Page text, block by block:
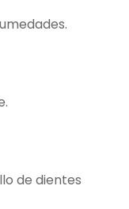
de dientes